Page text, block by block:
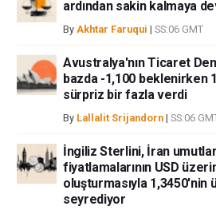
ardından sakin kalmaya
By Akhtar Faruqui | SS:06 GMT
Avustralya'nın Ticaret
bazda -1,100 beklenirken
sürpriz bir fazla verdi
By Lallalit Srijandorn | SS:06
İngiliz Sterlini, İran
fiyatlamalarının USD
oluşturmasıyla 1,3450'nin
seyrediyor